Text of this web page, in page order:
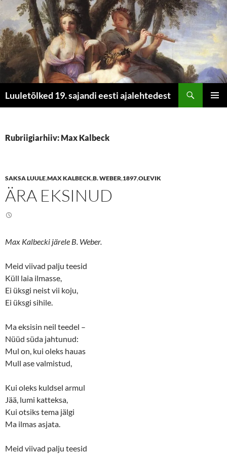
Luuletõlked 19. sajandi eesti ajalehtedest
Rubriigiarhiiv: Max Kalbeck
SAKSA LUULE,MAX KALBECK,B. WEBER,1897,OLEVIK
ÄRA EKSINUD
Max Kalbecki järele B. Weber.
Meid viivad palju teesid
Küll laia ilmasse,
Ei üksgi neist vii koju,
Ei üksgi sihile.
Ma eksisin neil teedel –
Nüüd süda jahtunud:
Mul on, kui oleks hauas
Mull ase valmistud,
Kui oleks kuldsel armul
Jää, lumi katteksa,
Kui otsiks tema jälgi
Ma ilmas asjata.
Meid viivad palju teesid